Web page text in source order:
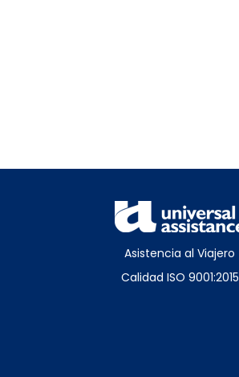
Asistencia al Viajero
Calidad ISO 9001:2015